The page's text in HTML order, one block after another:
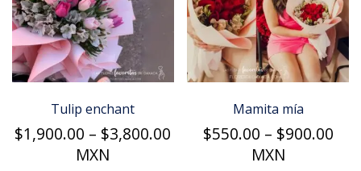
Tulip enchant
$1,900.00 – $3,800.00 Price
MXN
Mamita mía
$550.00 – $900.00
MXN